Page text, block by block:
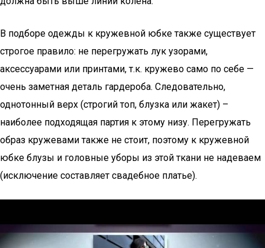
В подборе одежды к кружевной юбке также существует
строгое правило: не перегружать лук узорами,
аксессуарами или принтами, т.к. кружево само по себе —
очень заметная деталь гардероба. Следовательно,
однотонный верх (строгий топ, блузка или жакет) –
наиболее подходящая партия к этому низу. Перегружать
образ кружевами также не стоит, поэтому к кружевной
юбке блузы и головные уборы из этой ткани не надеваем
(исключение составляет свадебное платье).